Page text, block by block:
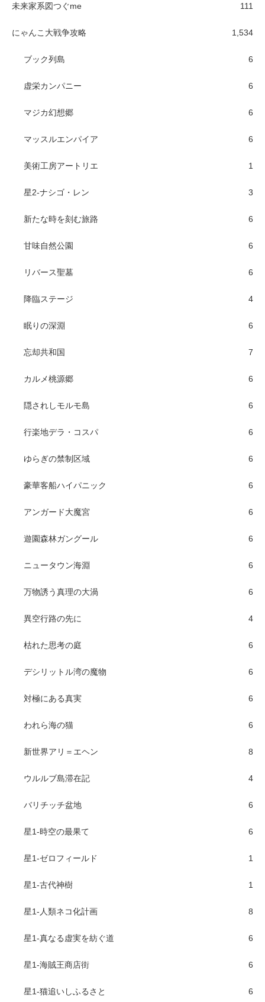
未来家系図つぐme 111
にゃんこ大戦争攻略 1,534
ブック列島 6
虚栄カンパニー 6
マジカ幻想郷 6
マッスルエンパイア 6
美術工房アートリエ 1
星2-ナシゴ・レン 3
新たな時を刻む旅路 6
甘味自然公園 6
リバース聖墓 6
降臨ステージ 4
眠りの深淵 6
忘却共和国 7
カルメ桃源郷 6
隠されしモルモ島 6
行楽地デラ・コスパ 6
ゆらぎの禁制区域 6
豪華客船ハイパニック 6
アンガード大魔宮 6
遊園森林ガングール 6
ニュータウン海淵 6
万物誘う真理の大渦 6
異空行路の先に 4
枯れた思考の庭 6
デシリットル湾の魔物 6
対極にある真実 6
われら海の猫 6
新世界アリ＝エヘン 8
ウルルブ島滞在記 4
バリチッチ盆地 6
星1-時空の最果て 6
星1-ゼロフィールド 1
星1-古代神樹 1
星1-人類ネコ化計画 8
星1-真なる虚実を紡ぐ道 6
星1-海賊王商店街 6
星1-猫追いしふるさと 6